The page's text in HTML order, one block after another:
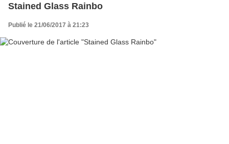
Stained Glass Rainbo
Publié le 21/06/2017 à 21:23